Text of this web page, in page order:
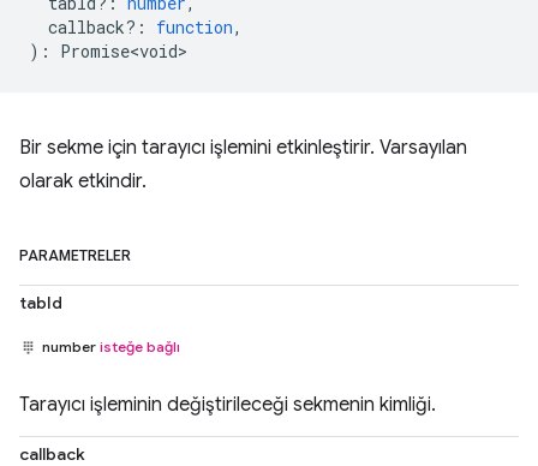
callback? : function,
) : Promise<void>
Bir sekme için tarayıcı işlemini etkinleştirir. Varsayılan
olarak etkindir.
PARAMETRELER
tabId
number isteğe bağlı
Tarayıcı işleminin değiştirileceği sekmenin kimliği.
callback